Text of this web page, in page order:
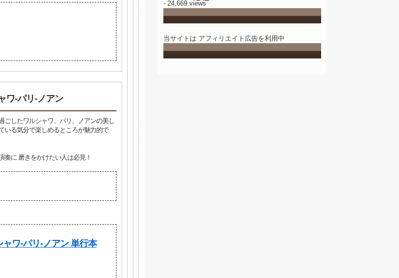
ワ‐パリ‐ノアン
ごしたワルシャワ、パリ、ノアンの美し
いる気分で楽しめるところが魅力的で
に 磨きをかけたい人は必見！
ワ‐パリ‐ノアン 単行本
- 24,669 views
当サイトは アフィリエイト広告を利用中